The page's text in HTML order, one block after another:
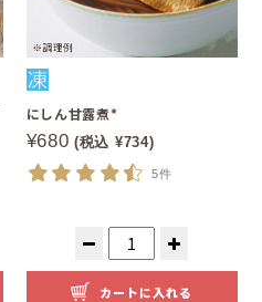
にしん甘露煮*
¥680 (税込 ¥734)
5件
カートに入れる